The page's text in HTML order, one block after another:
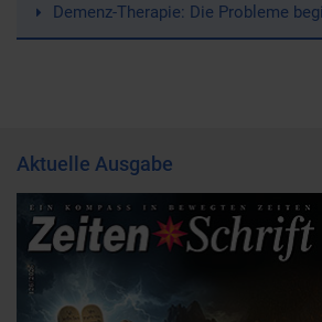
Demenz-Therapie: Die Probleme
Aktuelle Ausgabe